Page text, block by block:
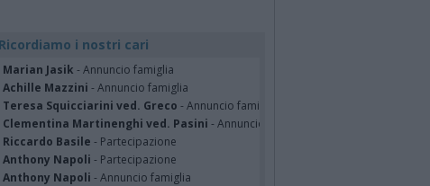
Ricordiamo i nostri cari
Marian Jasik - Annuncio famiglia
Achille Mazzini - Annuncio famiglia
Teresa Squicciarini ved. Greco - Annuncio famiglia
Clementina Martinenghi ved. Pasini - Annuncio famiglia
Riccardo Basile - Partecipazione
Anthony Napoli - Partecipazione
Anthony Napoli - Annuncio famiglia